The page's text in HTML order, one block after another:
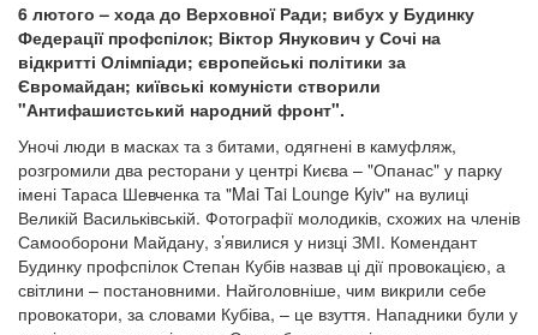
6 лютого – хода до Верховної Ради; вибух у Будинку
Федерації профспілок; Віктор Янукович у Сочі на
відкритті Олімпіади; європейські політики за
Євромайдан; київські комуністи створили
"Антифашистський народний фронт".
Уночі люди в масках та з битами, одягнені в камуфляж,
розгромили два ресторани у центрі Києва – "Опанас" у парку
імені Тараса Шевченка та "Mai Tai Lounge Kyiv" на вулиці
Великій Васильківській. Фотографії молодиків, схожих на членів
Самооборони Майдану, з’явилися у низці ЗМІ. Комендант
Будинку профспілок Степан Кубів назвав ці дії провокацією, а
світлини – постановними. Найголовніше, чим викрили себе
провокатори, за словами Кубіва, – це взуття. Нападники були у